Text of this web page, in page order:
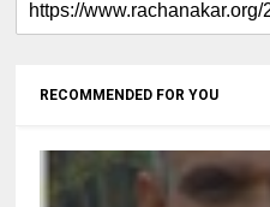
RECOMMENDED FOR YOU